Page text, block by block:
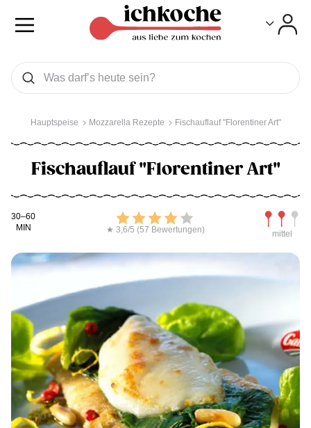
Was wollen Sie suchen
Suchen
Hauptspeise Mozzarella Rezepte Fischauflauf "Florentiner Art"
Fischauflauf "Florentiner Art"
Kochdauer
30–60
MIN
Bewerten
★ 3,6/5 (57 Bewertungen) mittel